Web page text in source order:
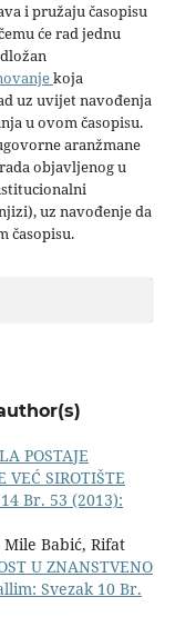
i pružaju časopisu
će rad jednu
koja
uz uvijet navođenja
u ovom časopisu.
aranžmane
objavljenog u
uz navođenje da
časopisu.
POSTAJE
VEĆ SIROTIŠTE
Br. 53 (2013):
Babić, Rifat
U ZNANSTVENO
Svezak 10 Br.